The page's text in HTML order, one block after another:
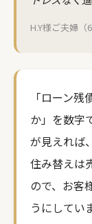
H.Y様ご夫婦（
「ローン
か」を数字
が見えれば
住み替えは
ので、お客
うにしてい